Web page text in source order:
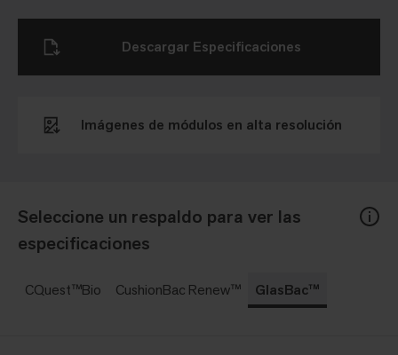
Seleccione un respaldo para ver las
especificaciones
CQuest™Bio CushionBac Renew™ GlasBac™
Imágenes de módulos en alta resolución
Descargar Especificaciones